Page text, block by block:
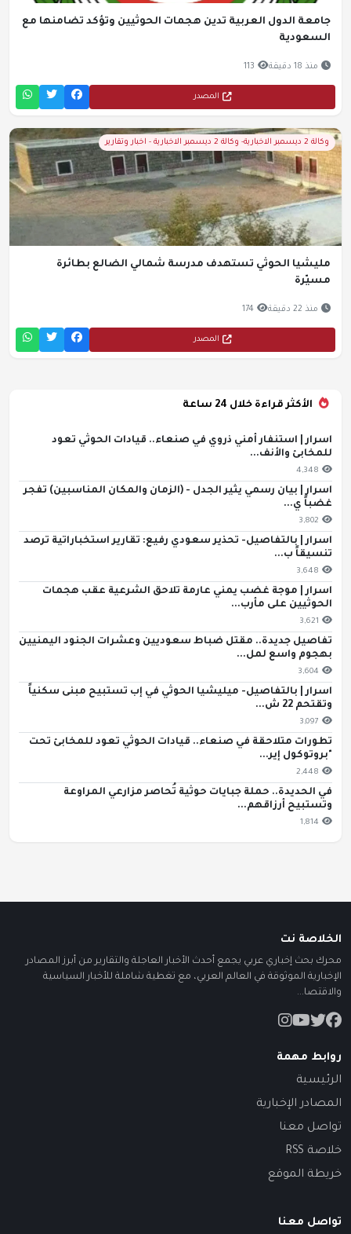
جامعة الدول العربية تدين هجمات الحوثيين وتؤكد تضامنها مع
السعودية
منذ 18 دقيقة 113
المصدر
وكالة 2 ديسمبر الاخبارية- وكالة 2 ديسمبر الاخبارية - اخبار وتقارير
مليشيا الحوثي تستهدف مدرسة شمالي الضالع بطائرة
مسيّرة
منذ 22 دقيقة 174
المصدر
الأكثر قراءة خلال 24 ساعة
اسرار | استنفار أمني ذروي في صنعاء.. قيادات الحوثي تعود
للمخابئ والأنف...
4,348
اسرار | بيان رسمي يثير الجدل - (الزمان والمكان المناسبين) تفجر
غضباً ي...
3,802
اسرار | بالتفاصيل- تحذير سعودي رفيع: تقارير استخباراتية ترصد
تنسيقاً ب...
3,648
اسرار | موجة غضب يمني عارمة تلاحق الشرعية عقب هجمات
الحوثيين على مأرب...
3,621
تفاصيل جديدة.. مقتل ضباط سعوديين وعشرات الجنود اليمنيين
بهجوم واسع لمل...
3,604
اسرار | بالتفاصيل- ميليشيا الحوثي في إب تستبيح مبنى سكنياً
وتقتحم 22 ش...
3,097
تطورات متلاحقة في صنعاء.. قيادات الحوثي تعود للمخابئ تحت
"بروتوكول إير...
2,448
في الحديدة.. حملة جبايات حوثية تُحاصر مزارعي المراوعة
وتستبيح أرزاقهم...
1,814
الخلاصة نت
محرك بحث إخباري عربي يجمع أحدث الأخبار العاجلة والتقارير من أبرز المصادر
الإخبارية الموثوقة في العالم العربي، مع تغطية شاملة للأخبار السياسية
والاقتصا...
روابط مهمة
الرئيسية
المصادر الإخبارية
تواصل معنا
خلاصة RSS
خريطة الموقع
تواصل معنا